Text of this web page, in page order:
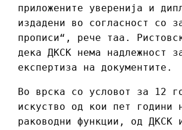
приложените уверенија и
издадени во согласност со
прописи“, рече таа.
дека ДКСК нема надлежност
експертиза на документите.
Во врска со условот за 12
искуство од кои пет години
раководни функции, од ДКСК